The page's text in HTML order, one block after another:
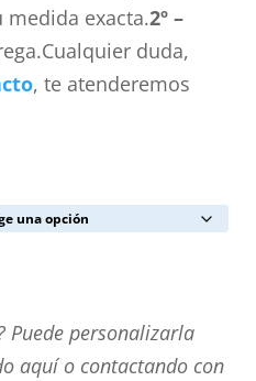
medida exacta.2º –
duda,
, te atenderemos
Puede personalizarla
aquí o contactando con